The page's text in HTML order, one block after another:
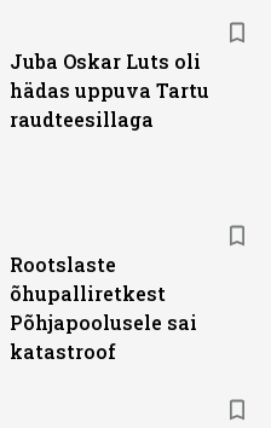
Juba Oskar Luts oli
hädas uppuva Tartu
raudteesillaga
Rootslaste
õhupalliretkest
Põhjapoolusele sai
katastroof